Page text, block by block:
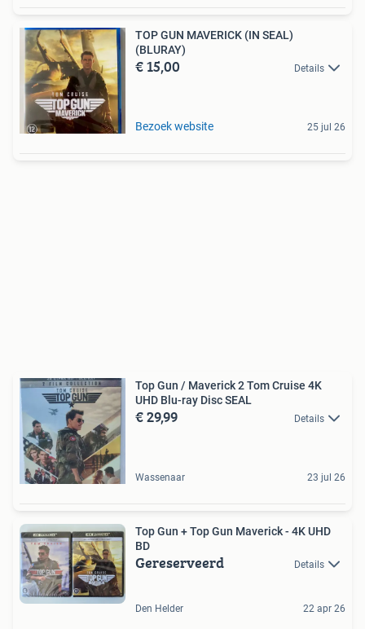
TOP GUN MAVERICK (IN SEAL)
(BLURAY)
€ 15,00 Details
Bezoek website 25 jul 26
Top Gun / Maverick 2 Tom Cruise 4K
UHD Blu-ray Disc SEAL
€ 29,99 Details
Wassenaar 23 jul 26
Top Gun + Top Gun Maverick - 4K UHD
BD
Gereserveerd Details
Den Helder 22 apr 26